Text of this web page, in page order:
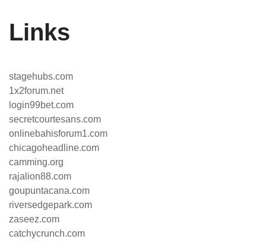
Links
stagehubs.com
1x2forum.net
login99bet.com
secretcourtesans.com
onlinebahisforum1.com
chicagoheadline.com
camming.org
rajalion88.com
goupuntacana.com
riversedgepark.com
zaseez.com
catchycrunch.com